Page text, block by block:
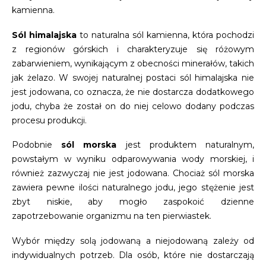
kamienna.
Sól himalajska to naturalna sól kamienna, która pochodzi
z regionów górskich i charakteryzuje się różowym
zabarwieniem, wynikającym z obecności minerałów, takich
jak żelazo. W swojej naturalnej postaci sól himalajska nie
jest jodowana, co oznacza, że nie dostarcza dodatkowego
jodu, chyba że został on do niej celowo dodany podczas
procesu produkcji.
Podobnie sól morska jest produktem naturalnym,
powstałym w wyniku odparowywania wody morskiej, i
również zazwyczaj nie jest jodowana. Chociaż sól morska
zawiera pewne ilości naturalnego jodu, jego stężenie jest
zbyt niskie, aby mogło zaspokoić dzienne
zapotrzebowanie organizmu na ten pierwiastek.
Wybór między solą jodowaną a niejodowaną zależy od
indywidualnych potrzeb. Dla osób, które nie dostarczają